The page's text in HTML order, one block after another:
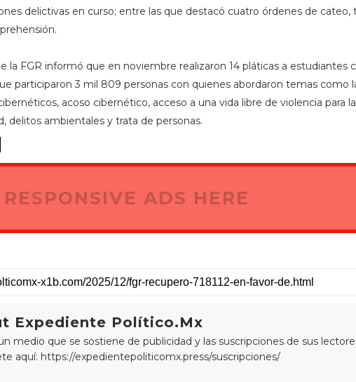
delictivas en curso; entre las que destacó cuatro órdenes de cateo,
la FGR informó que en noviembre realizaron 14 pláticas a estudiantes
participaron 3 mil 809 personas con quienes abordaron temas como
acoso cibernético, acceso a una vida libre de violencia para
delitos ambientales y trata de personas.
RESPONSIVE ADS HERE
Expediente Político.Mx
medio que se sostiene de publicidad y las suscripciones de sus
aquí: https://expedientepoliticomx.press/suscripciones/